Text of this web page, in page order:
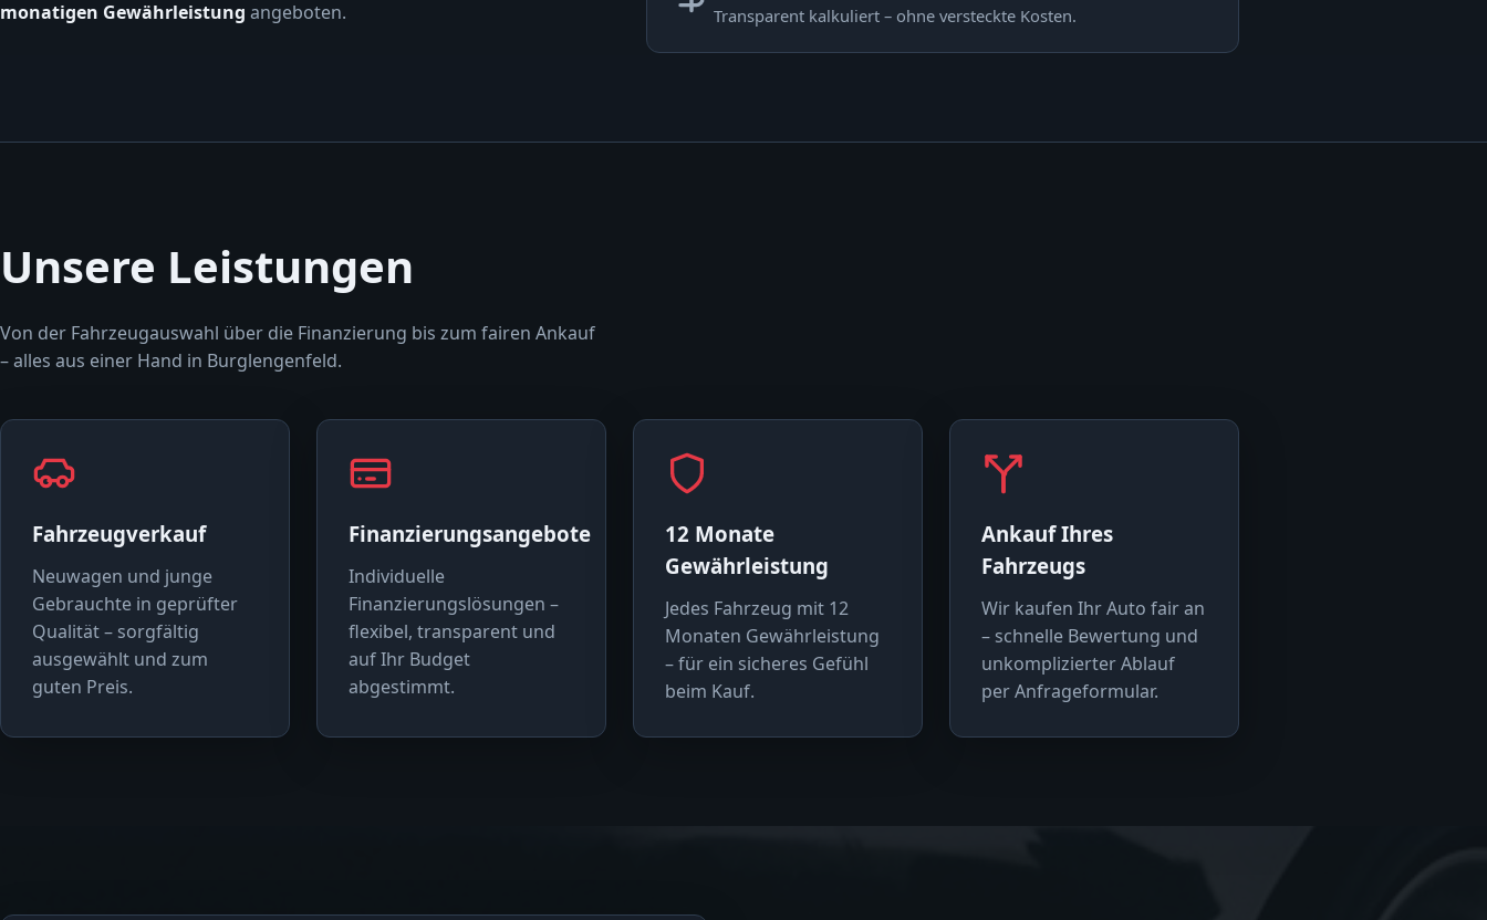
monatigen Gewährleistung angeboten. Transparent kalkuliert – ohne versteckte Kosten.
Unsere Leistungen
Von der Fahrzeugauswahl über die Finanzierung bis zum fairen Ankauf
– alles aus einer Hand in Burglengenfeld.
Fahrzeugverkauf
Neuwagen und junge
Gebrauchte in geprüfter
Qualität – sorgfältig
ausgewählt und zum
guten Preis.
Finanzierungsangebote
Individuelle
Finanzierungslösungen –
flexibel, transparent und
auf Ihr Budget
abgestimmt.
12 Monate
Gewährleistung
Jedes Fahrzeug mit 12
Monaten Gewährleistung
– für ein sicheres Gefühl
beim Kauf.
Ankauf Ihres
Fahrzeugs
Wir kaufen Ihr Auto fair an
– schnelle Bewertung und
unkomplizierter Ablauf
per Anfrageformular.